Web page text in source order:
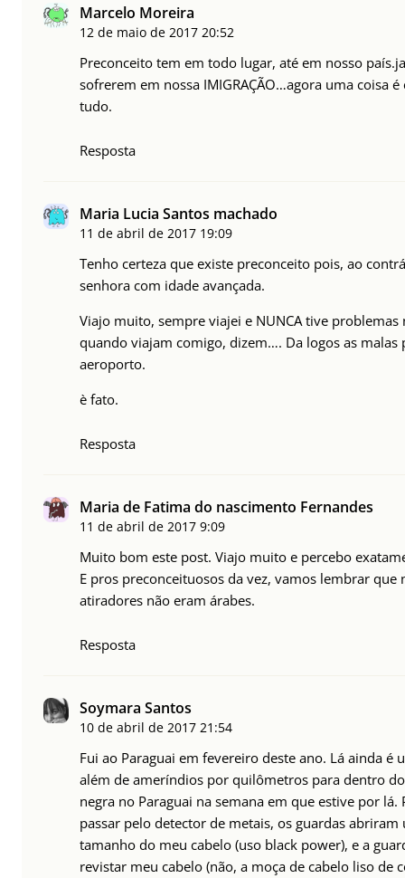
Marcelo Moreira
12 de maio de 2017 20:52
Preconceito tem em todo lugar, até em nosso
sofrerem em nossa IMIGRAÇÃO…agora uma coisa
tudo.
Resposta
Maria Lucia Santos machado
11 de abril de 2017 19:09
Tenho certeza que existe preconceito pois, ao
senhora com idade avançada.
Viajo muito, sempre viajei e NUNCA tive
quando viajam comigo, dizem…. Da logos as malas
aeroporto.
è fato.
Resposta
Maria de Fatima do nascimento Fernandes
11 de abril de 2017 9:09
Muito bom este post. Viajo muito e percebo
E pros preconceituosos da vez, vamos lembrar
atiradores não eram árabes.
Resposta
Soymara Santos
10 de abril de 2017 21:54
Fui ao Paraguai em fevereiro deste ano. Lá ainda
além de ameríndios por quilômetros para dentro
negra no Paraguai na semana em que estive por
passar pelo detector de metais, os guardas
tamanho do meu cabelo (uso black power), e a
revistar meu cabelo (não, a moça de cabelo liso de